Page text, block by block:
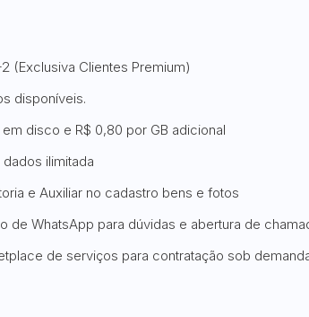
(Exclusiva Clientes Premium)
disponíveis.
disco e R$ 0,80 por GB adicional
ilimitada
e Auxiliar no cadastro bens e fotos
de WhatsApp para dúvidas e abertura de
de serviços para contratação sob